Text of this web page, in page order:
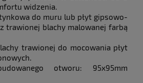
widzenia.
do muru lub płyt gipsowo-
trawionej blachy malowanej farbą
trawionej do mocowania płyt
otworu: 95x95mm